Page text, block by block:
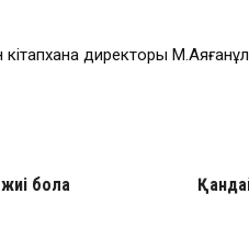
директоры
бола